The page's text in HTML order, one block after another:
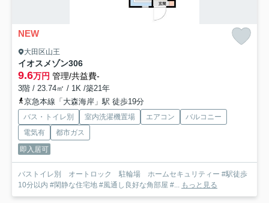
NEW
大田区山王
イオスメゾン306
9.6万円 管理/共益費-
3階 / 23.74㎡ / 1K /築21年
京急本線「大森海岸」駅 徒歩19分
バス・トイレ別 室内洗濯機置場 エアコン
バルコニー
電気有
都市ガス
即入居可
バストイレ別 オートロック 駐輪場 ホームセキュリティー #駅徒歩
10分以内 #閑静な住宅地 #風通し良好な角部屋 #... もっと見る